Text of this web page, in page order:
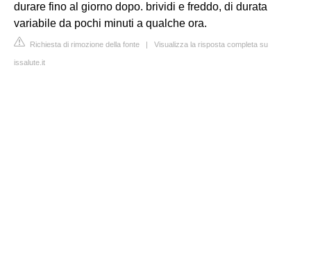
durare fino al giorno dopo. brividi e freddo, di durata
variabile da pochi minuti a qualche ora.
Richiesta di rimozione della fonte | Visualizza la risposta completa su
issalute.it